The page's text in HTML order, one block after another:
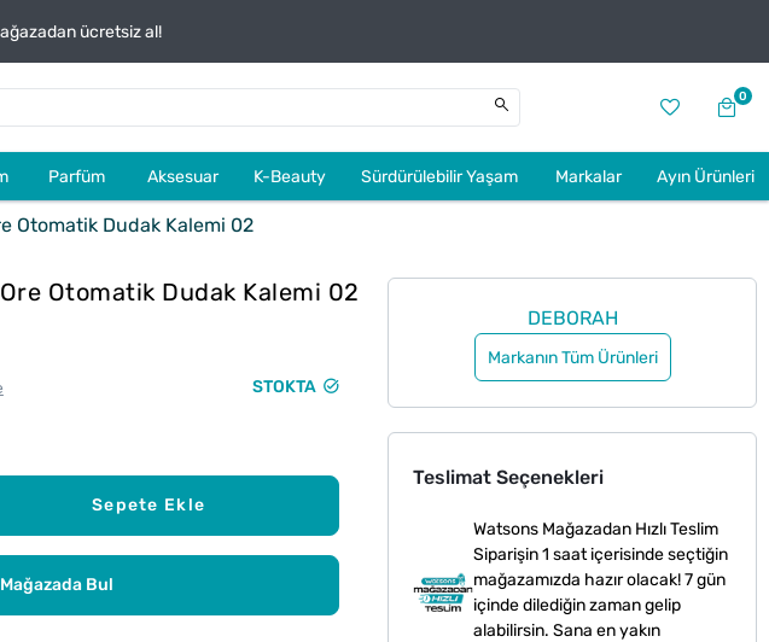
ücretsiz al!
0
Parfüm Aksesuar K-Beauty Sürdürülebilir Yaşam Markalar Ayın Ürünleri
Otomatik Dudak Kalemi 02
Otomatik Dudak Kalemi 02
STOKTA
Sepete Ekle
Mağazada Bul
DEBORAH
Markanın Tüm Ürünleri
Teslimat Seçenekleri
Watsons Mağazadan Hızlı Teslim
Siparişin 1 saat içerisinde seçtiğin
mağazamızda hazır olacak! 7 gün
içinde dilediğin zaman gelip
alabilirsin. Sana en yakın